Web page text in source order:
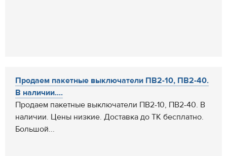
Продаем пакетные выключатели ПВ2-10, ПВ2-40.
В наличии....
Продаем пакетные выключатели ПВ2-10, ПВ2-40. В
наличии. Цены низкие. Доставка до ТК бесплатно.
Большой...